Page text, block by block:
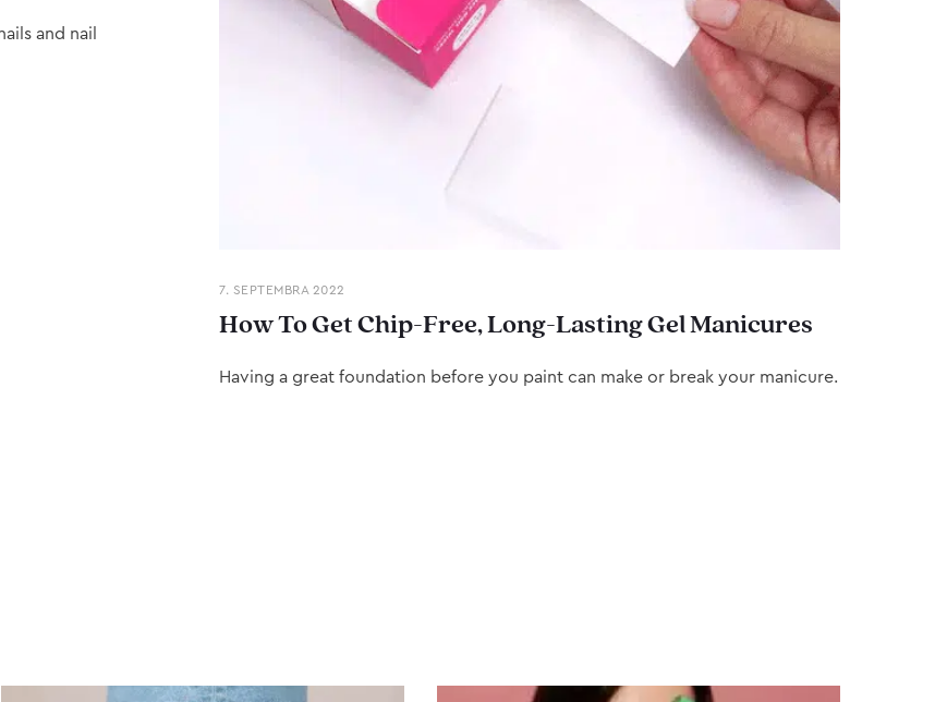
and nail
7. SEPTEMBRA 2022
How To Get Chip-Free, Long-Lasting Gel Manicures
Having a great foundation before you paint can make or break your manicure.